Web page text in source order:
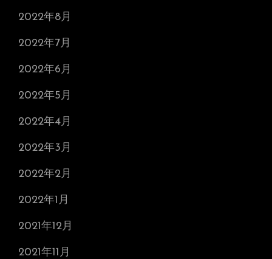
2022年8月
2022年7月
2022年6月
2022年5月
2022年4月
2022年3月
2022年2月
2022年1月
2021年12月
2021年11月